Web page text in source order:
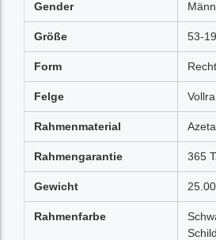
Gender
Größe 53-19
Form
Felge
Rahmenmaterial
Rahmengarantie 365
Gewicht 25.00
Rahmenfarbe